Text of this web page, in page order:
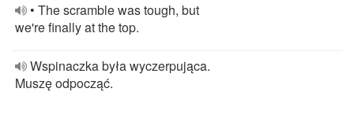
• The scramble was tough, but
we're finally at the top.
Wspinaczka była wyczerpująca.
Muszę odpocząć.